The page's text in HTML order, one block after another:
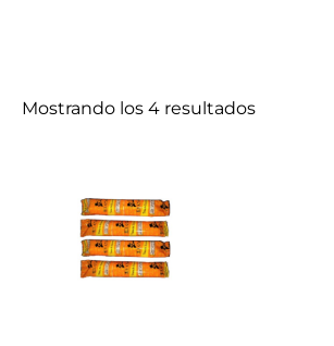
Mostrando los 4 resultados